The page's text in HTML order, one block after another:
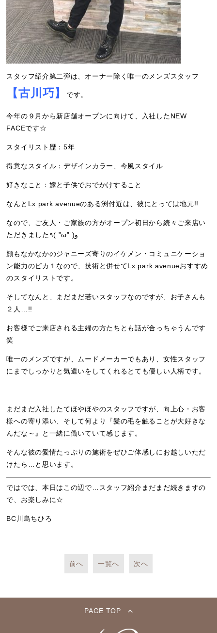
スタッフ紹介第二弾は、オーナー除く唯一のメンズスタッフ
【古川巧】 です。
今年の９月から新店舗オープンに向けて、入社したNEW
FACEです☆
スタイリスト歴：5年
得意なスタイル：デザインカラー、今風スタイル
好きなこと：嫁と子供でおでかけすること
なんとLx park avenueのある渕付近は、彼にとっては地元!!
なので、ご友人・ご家族の方がオープン初日から続々ご来店い
ただきました٩( ”ω” )و
顔もなかなかのジャニーズ寄りのイケメン・コミュニケーショ
ン能力のピカ１なので、技術と併せてLx park avenueおすすめ
のスタイリストです。
そしてなんと、まだまだ若いスタッフなのですが、お子さんも
２人…!!
お客様でご来店される主婦の方たちとも話が合っちゃうんです
笑
唯一のメンズですが、ムードメーカーでもあり、女性スタッフ
にまでしっかりと気遣いをしてくれるとても優しい人柄です。
まだまだ入社したてほやほやのスタッフですが、向上心・お客
様への寄り添い、そして何より『髪の毛を触ることが大好きな
んだな～』と一緒に働いていて感じます。
そんな彼の愛情たっぷりの施術をぜひご体感しにお越しいただ
けたら…と思います。
ではでは、本日はこの辺で…スタッフ紹介まだまだ続きますの
で、お楽しみに☆
BC川島ちひろ
前へ 一覧へ 次へ
PAGE TOP